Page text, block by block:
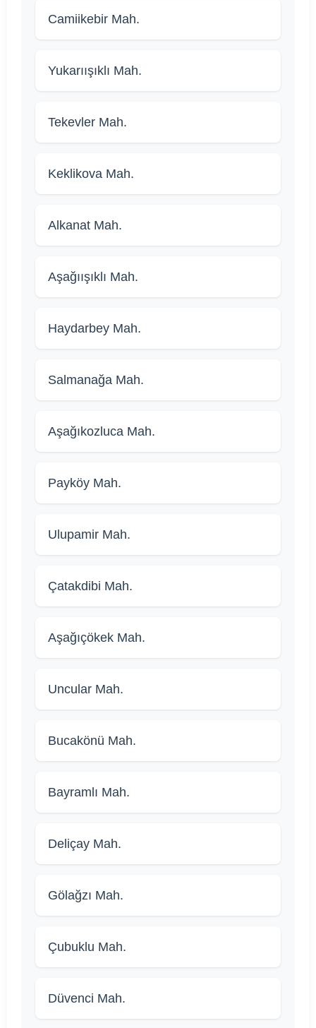
Camiikebir Mah.
Yukarıışıklı Mah.
Tekevler Mah.
Keklikova Mah.
Alkanat Mah.
Aşağıışıklı Mah.
Haydarbey Mah.
Salmanağa Mah.
Aşağıkozluca Mah.
Payköy Mah.
Ulupamir Mah.
Çatakdibi Mah.
Aşağıçökek Mah.
Uncular Mah.
Bucakönü Mah.
Bayramlı Mah.
Deliçay Mah.
Gölağzı Mah.
Çubuklu Mah.
Düvenci Mah.